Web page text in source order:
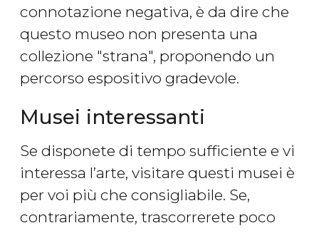
connotazione negativa, è da dire che
questo museo non presenta una
collezione "strana", proponendo un
percorso espositivo gradevole.
Musei interessanti
Se disponete di tempo sufficiente e vi
interessa l’arte, visitare questi musei è
per voi più che consigliabile. Se,
contrariamente, trascorrerete poco